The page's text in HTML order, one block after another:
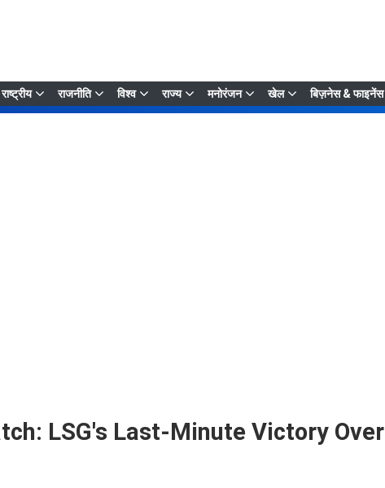
राष्ट्रीय राजनीति विश्व राज्य मनोरंजन खेल बिज़नेस & फाइनेंस
LSG's Last-Minute Victory Over